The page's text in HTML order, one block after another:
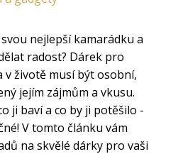
nejlepší kamarádku a
radost? Dárek pro
v životě musí být osobní,
jejím zájmům a vkusu.
ji baví a co by ji potěšilo -
V tomto článku vám
na skvělé dárky pro vaši